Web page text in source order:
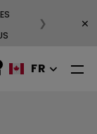
❯ ×
FR